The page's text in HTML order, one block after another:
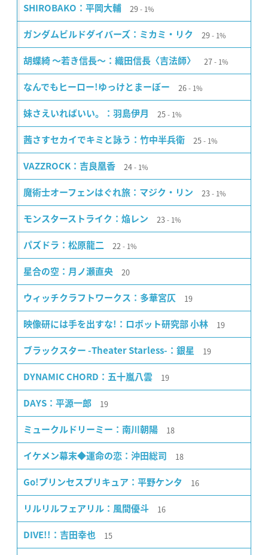
SHIROBAKO：平岡大輔 29 1%
ガンダムビルドダイバーズ：ミカミ・リク 29 1%
胡蝶綺 〜若き信長〜：織田信長〈吉法師〉 27 1%
なんでもヒーロー!ゆっけとまーぼー 26 1%
妹さえいればいい。：羽島伊月 25 1%
茜さすセカイでキミと詠う：竹中半兵衛 25 1%
VAZZROCK：吉良凰香 24 1%
魔術士オーフェンはぐれ旅：マジク・リン 23 1%
モンスターストライク：焔レン 23 1%
パズドラ：松原龍二 22 1%
星合の空：月ノ瀬直央 20
ウィッチクラフトワークス：多華宮仄 19
映像研には手を出すな!：ロボット研究部 小林 19
ブラックスター -Theater Starless-：銀星 19
DYNAMIC CHORD：五十嵐八雲 19
DAYS：平源一郎 19
ミュークルドリーミー：南川朝陽 18
イケメン幕末◆運命の恋：沖田総司 18
Go!プリンセスプリキュア：平野ケンタ 16
リルリルフェアリル：風間優斗 16
DIVE!!：吉田幸也 15